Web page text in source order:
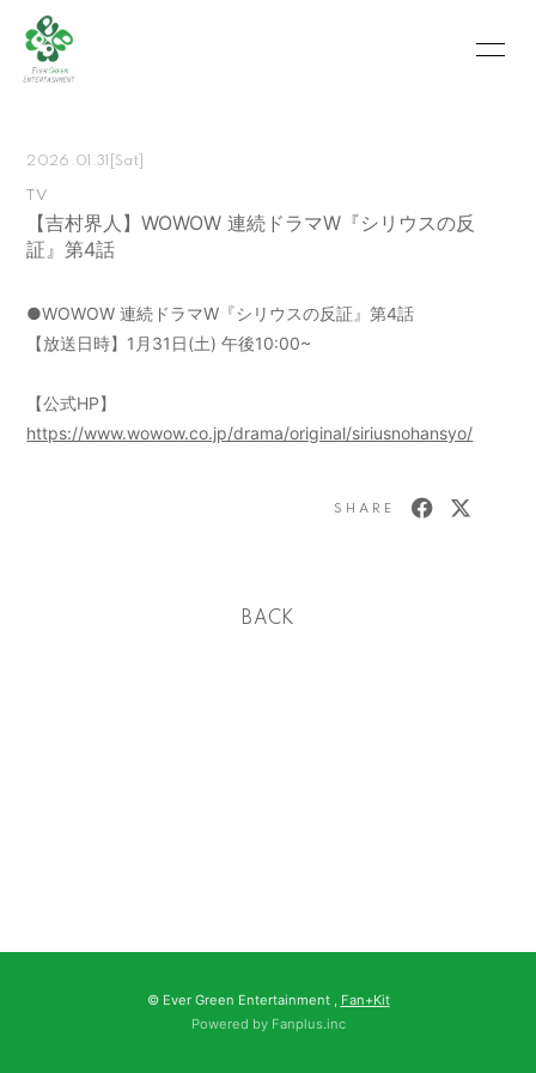
SCHEDULE
VIDEO PHOTO
RECRUIT CONTACT
ABOUT US
2026.01.31 [Sat]
TV
【吉村界人】WOWOW 連続ドラマW『シリウスの反
証』第4話
●WOWOW 連続ドラマW『シリウスの反証』第4話
【放送日時】1月31日(土) 午後10:00~
【公式HP】
https://www.wowow.co.jp/drama/original/siriusnohansyo/
SHARE
BACK
© Ever Green Entertainment , Fan+Kit
Powered by Fanplus.inc